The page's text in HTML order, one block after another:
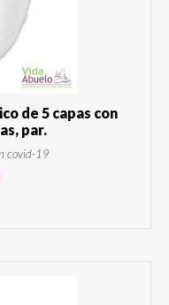
de 5 capas con
par.
covid-19